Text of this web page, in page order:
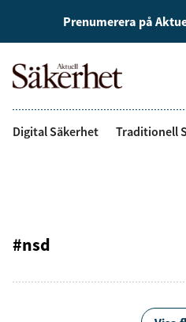
Prenumerera på
Digital Säkerhet Traditionell
#nsd